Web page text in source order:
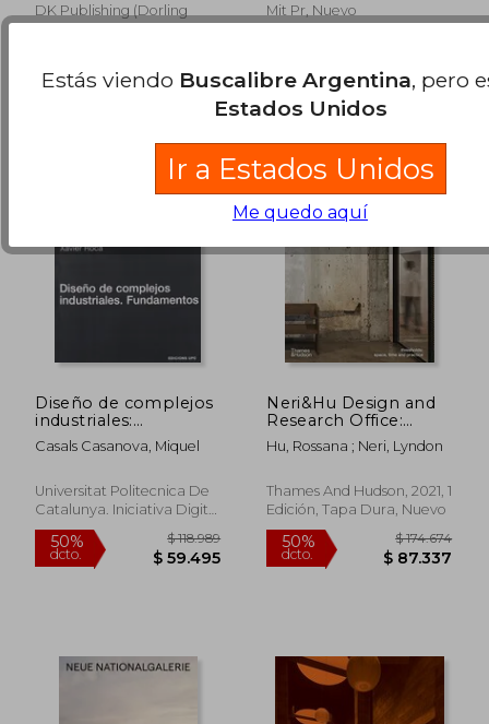
50% $ 297.580 50% $
DK Publishing (Dorling
Kindersley), 2017, 1 Edición,
Mit Pr, Nuevo
Diseño de complejos
industriales:
Fundamentos
(Politext)
Casals Casanova, Miquel
Universitat Politecnica De
Catalunya. Iniciativa Digital
Politecnica, Tapa Blanda,
Nuevo
Neri&Hu Design and
Research Office:
Thresholds: Space,
Time and Practice (en
Hu, Rossana ; Neri, Lyndon
Thames And Hudson, 2021, 1
Edición, Tapa Dura, Nuevo
Estás viendo Buscalibre Argentina, pero
Estados Unidos
Ir a Estados Unidos
Me quedo aquí